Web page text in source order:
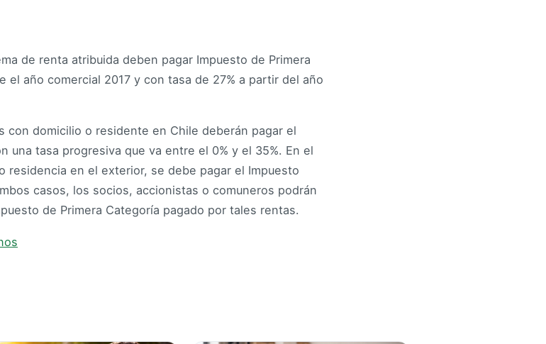
de renta atribuida deben pagar Impuesto de Primera
el año comercial 2017 y con tasa de 27% a partir del año
con domicilio o residente en Chile deberán pagar el
una tasa progresiva que va entre el 0% y el 35%. En el
residencia en el exterior, se debe pagar el Impuesto
casos, los socios, accionistas o comuneros podrán
de Primera Categoría pagado por tales rentas.